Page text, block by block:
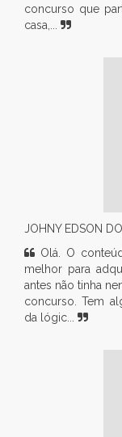
concurso que
casa,...
JOHNY EDSON
Olá. O
melhor para
antes não tinha
concurso. Tem
da lógic...